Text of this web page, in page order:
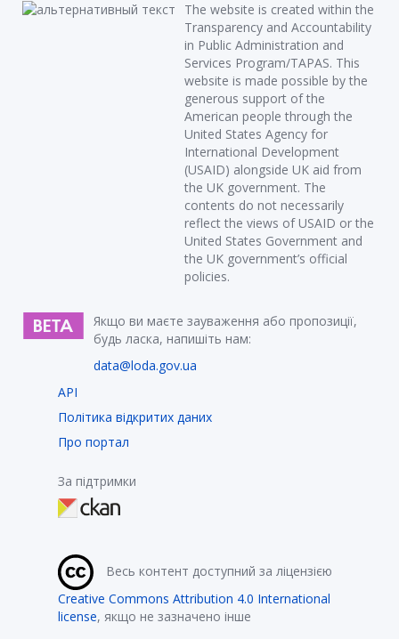
The website is created within the
Transparency and Accountability
in Public Administration and
Services Program/TAPAS. This
website is made possible by the
generous support of the
American people through the
United States Agency for
International Development
(USAID) alongside UK aid from
the UK government. The
contents do not necessarily
reflect the views of USAID or the
United States Government and
the UK government’s official
policies.
Якщо ви маєте зауваження або пропозиції,
будь ласка, напишіть нам:
data@loda.gov.ua
API
Політика відкритих даних
Про портал
За підтримки
Весь контент доступний за ліцензією
Creative Commons Attribution 4.0 International
license, якщо не зазначено інше